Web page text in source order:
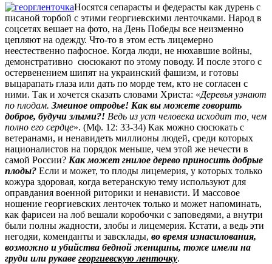
Носятся сепарасты и федерасты как дурень с
писаной торбой с этими георгиевскими ленточками. Народ в
соцсетях вешает на фото, на День Победы все неизменно
цепляют на одежду. Что-то в этом есть лицемерно
неестественно пафосное. Когда люди, не нюхавшие войны,
демонстративно сюсюкают по этому поводу. И после этого с
остервенением шипят на украинский фашизм, и готовы
выцарапать глаза или дать по морде тем, кто не согласен с
ними. Так и хочется сказать словами Христа: «Деревья узнают
по плодам. Змеиное отродье! Как вы можете говорить
доброе, будучи злыми?! Ведь из уст человека исходит то, чем
полно его сердце». (Мф. 12: 33-34) Как можно сюсюкать с
ветеранами, и ненавидеть миллионы людей, среди которых
националистов на порядок меньше, чем этой же нечести в
самой России? Как может гнилое дерево приносить добрые
плоды? Если и может, то плоды лицемерия, у которых только
кожура здоровая, когда ветеранскую тему используют для
оправдания военной риторики и ненависти. И массовое
ношение георгиевских ленточек только и может напоминать,
как фарисеи на лоб вешали коробочки с заповедями, а внутри
были полны жадности, злобы и лицемерия. Кстати, а ведь эти
негодяи, коменданты и завсклады, во время изнасилования,
возможно и убийства бедной женщины, тоже имели на
груди или рукаве георгиевскую ленточку.